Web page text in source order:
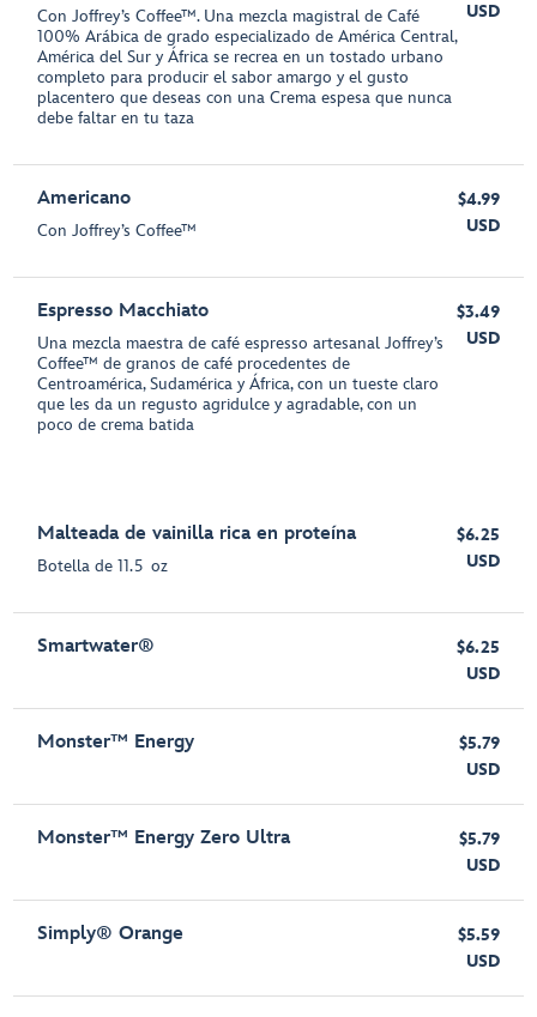
Con Joffrey’s Coffee™. Una mezcla magistral de Café
100% Arábica de grado especializado de América Central,
América del Sur y África se recrea en un tostado urbano
completo para producir el sabor amargo y el gusto
placentero que deseas con una Crema espesa que nunca
debe faltar en tu taza
USD
Americano
Con Joffrey’s Coffee™
$4.99
USD
Espresso Macchiato
Una mezcla maestra de café espresso artesanal Joffrey’s
Coffee™ de granos de café procedentes de
Centroamérica, Sudamérica y África, con un tueste claro
que les da un regusto agridulce y agradable, con un
poco de crema batida
$3.49
USD
Malteada de vainilla rica en proteína
Botella de 11.5 oz
$6.25
USD
Smartwater®
$6.25
USD
Monster™ Energy
$5.79
USD
Monster™ Energy Zero Ultra
$5.79
USD
Simply® Orange
$5.59
USD